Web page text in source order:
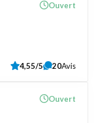
Ouvert
4,55/5 20Avis
Ouvert